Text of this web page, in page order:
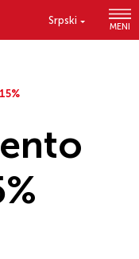
Srpski
MENI